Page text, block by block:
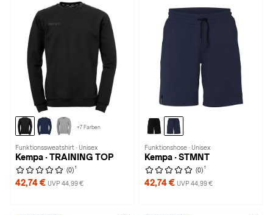
+7 Farben
Funktionssweatshirt · Unisex
Kempa · TRAINING TOP
(0) 1
42,74 € UVP 44,99 €
Funktionshose · Unisex
Kempa · STMNT
(0) 1
42,74 € UVP 44,99 €